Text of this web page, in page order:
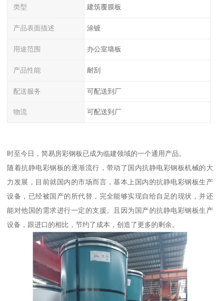
类型 建筑覆膜板
产品表面描述 涂镀
用途范围 办公室墙板
产品性能 耐刮
配送服务 可配送到厂
物流 可配送到厂
时至今日，简易房彩钢板已成为临建领域的一个通用产品。
随着抗静电彩钢板的逐渐流行，带动了国内抗静电彩钢板机械的大
力发展，目前就国内的市场而言，基本上国内的抗静电彩钢板生产
设备，已经被国产的所代替，完全能够实现自给自足的现状，并还
能对他国的需求进行一定的支援。且因为国产的抗静电彩钢板生产
设备，跟进口的相比，节约了成本，创造了更多的剩余。